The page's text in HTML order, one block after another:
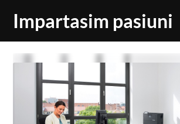
Impartasim pasiuni